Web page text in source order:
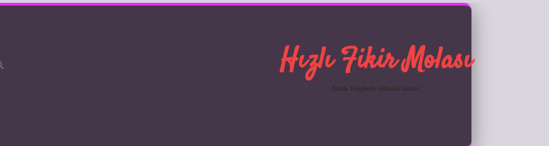
Hızlı Fikir Molası
Anlık bilgilerle zihnini tazele!